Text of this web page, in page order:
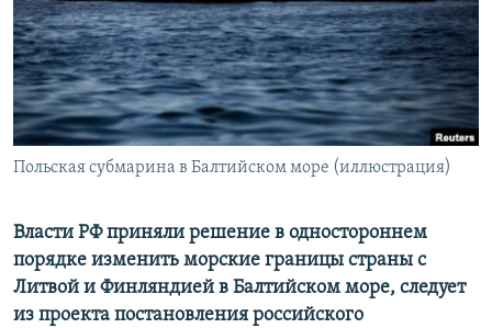
ПОБЕДИТЕЛЕЙ НЕ СУДЯТ?
КРЫМ.НЕПОКОРЕННЫЙ
ELIFBE
УКРАИНСКАЯ ПРОБЛЕМА КРЫМА
ПРИСОЕДИНЯЙТЕСЬ!
Все сайты RFE/RL
Польская субмарина в Балтийском море (иллюстрация)
Власти РФ приняли решение в одностороннем
порядке изменить морские границы страны с
Литвой и Финляндией в Балтийском море, следует
из проекта постановления российского